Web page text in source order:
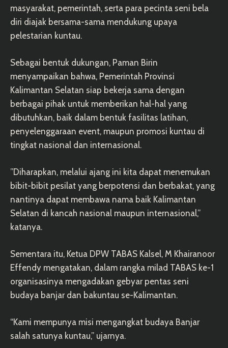
masyarakat, pemerintah, serta para pecinta seni bela
diri diajak bersama-sama mendukung upaya
pelestarian kuntau.
Sebagai bentuk dukungan, Paman Birin
menyampaikan bahwa, Pemerintah Provinsi
Kalimantan Selatan siap bekerja sama dengan
berbagai pihak untuk memberikan hal-hal yang
dibutuhkan, baik dalam bentuk fasilitas latihan,
penyelenggaraan event, maupun promosi kuntau di
tingkat nasional dan internasional.
”Diharapkan, melalui ajang ini kita dapat menemukan
bibit-bibit pesilat yang berpotensi dan berbakat, yang
nantinya dapat membawa nama baik Kalimantan
Selatan di kancah nasional maupun internasional,”
katanya.
Sementara itu, Ketua DPW TABAS Kalsel, M Khairanoor
Effendy mengatakan, dalam rangka milad TABAS ke-1
organisasinya mengadakan gebyar pentas seni
budaya banjar dan bakuntau se-Kalimantan.
“Kami mempunya misi mengangkat budaya Banjar
salah satunya kuntau,” ujarnya.